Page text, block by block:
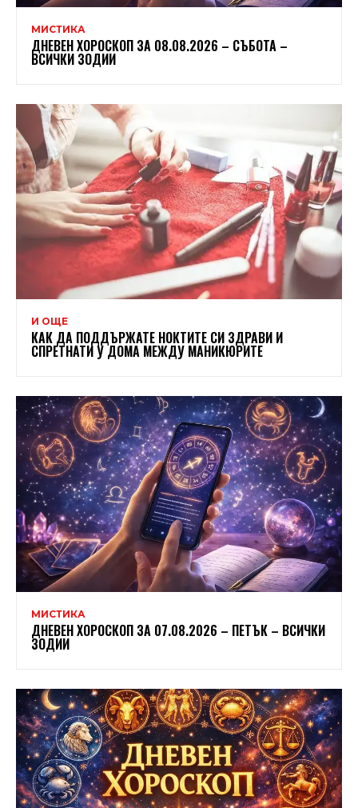
МИСТИКА
ДНЕВЕН ХОРОСКОП ЗА 08.08.2026 – СЪБОТА –
ВСИЧКИ ЗОДИИ
И ОЩЕ
КАК ДА ПОДДЪРЖАТЕ НОКТИТЕ СИ ЗДРАВИ И
СПРЕТНАТИ У ДОМА МЕЖДУ МАНИКЮРИТЕ
МИСТИКА
ДНЕВЕН ХОРОСКОП ЗА 07.08.2026 – ПЕТЪК – ВСИЧКИ
ЗОДИИ